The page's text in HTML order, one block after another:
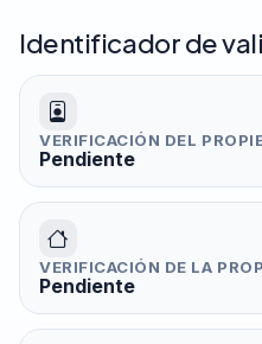
Identificador de
VERIFICACIÓN DEL
Pendiente
VERIFICACIÓN DE LA
Pendiente